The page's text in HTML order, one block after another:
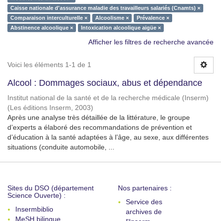
Caisse nationale d'assurance maladie des travailleurs salariés (Cnamts) ×
Comparaison interculturelle ×
Alcoolisme ×
Prévalence ×
Abstinence alcoolique ×
Intoxication alcoolique aigüe ×
Afficher les filtres de recherche avancée
Voici les éléments 1-1 de 1
Alcool : Dommages sociaux, abus et dépendance
Institut national de la santé et de la recherche médicale (Inserm)
(Les éditions Inserm, 2003)
Après une analyse très détaillée de la littérature, le groupe
d’experts a élaboré des recommandations de prévention et
d’éducation à la santé adaptées à l’âge, au sexe, aux différentes
situations (conduite automobile, ...
Sites du DSO (département
Science Ouverte) :
Insermbiblio
MeSH bilingue
Nos partenaires :
Service des
archives de